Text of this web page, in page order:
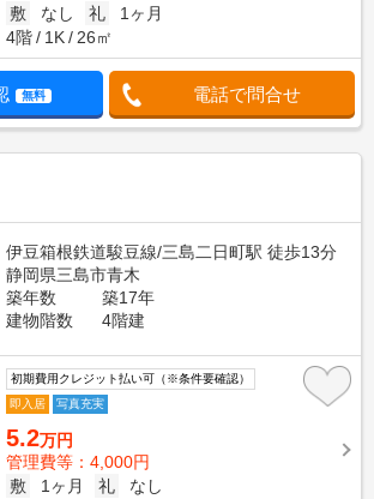
敷
なし 礼
1ヶ月
4階
1K 26㎡
無料 電話で問合せ
伊豆箱根鉄道駿豆線/三島二日町駅 徒歩13分
静岡県三島市青木
築年数
築17年
建物階数
4階建
初期費用クレジット払い可（※条件要確認）
即入居
写真充実
5.2万円
管理費等：4,000円
敷
1ヶ月 礼
なし